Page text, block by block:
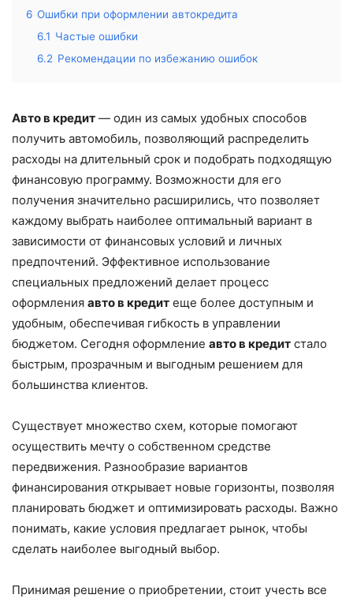
6 Ошибки при оформлении автокредита
6.1 Частые ошибки
6.2 Рекомендации по избежанию ошибок
Авто в кредит — один из самых удобных способов
получить автомобиль, позволяющий распределить
расходы на длительный срок и подобрать подходящую
финансовую программу. Возможности для его
получения значительно расширились, что позволяет
каждому выбрать наиболее оптимальный вариант в
зависимости от финансовых условий и личных
предпочтений. Эффективное использование
специальных предложений делает процесс
оформления авто в кредит еще более доступным и
удобным, обеспечивая гибкость в управлении
бюджетом. Сегодня оформление авто в кредит стало
быстрым, прозрачным и выгодным решением для
большинства клиентов.
Существует множество схем, которые помогают
осуществить мечту о собственном средстве
передвижения. Разнообразие вариантов
финансирования открывает новые горизонты, позволяя
планировать бюджет и оптимизировать расходы. Важно
понимать, какие условия предлагает рынок, чтобы
сделать наиболее выгодный выбор.
Принимая решение о приобретении, стоит учесть все